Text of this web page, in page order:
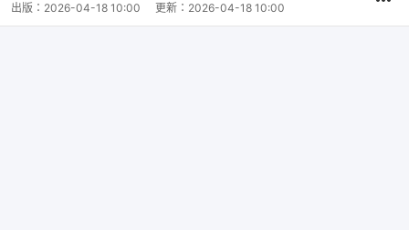
出版： 2026-04-18 10:00 更新： 2026-04-18 10:00